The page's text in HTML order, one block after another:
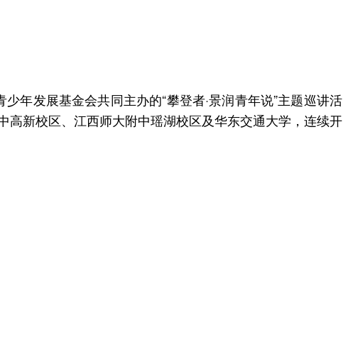
年发展基金会共同主办的“攀登者·景润青年说”主题巡讲活
新校区、江西师大附中瑶湖校区及华东交通大学，连续开